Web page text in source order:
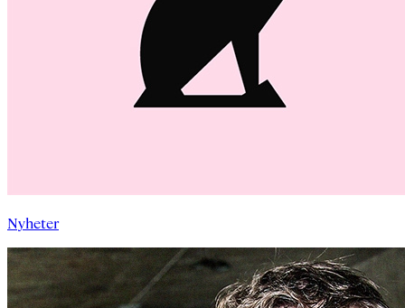
Nyheter